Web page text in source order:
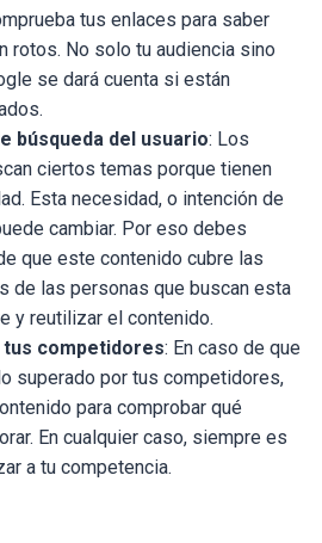
tus enlaces para saber
rotos. No solo tu audiencia sino
se dará cuenta si están
búsqueda del usuario: Los
ciertos temas porque tienen
Esta necesidad, o intención de
cambiar. Por eso debes
que este contenido cubre las
de las personas que buscan esta
y reutilizar el contenido.
tus competidores: En caso de que
superado por tus competidores,
para comprobar qué
En cualquier caso, siempre es
a tu competencia.